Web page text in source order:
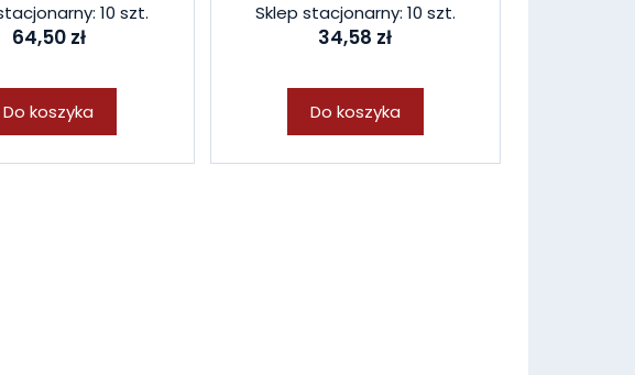
10 szt.
64,50 zł
Do koszyka
Sklep stacjonarny: 10 szt.
34,58 zł
Do koszyka